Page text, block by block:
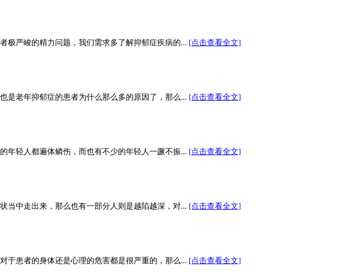
极严峻的精力问题，我们需求多了解抑郁症疾病的... [点击查看全文]
是老年抑郁症的患者为什么那么多的原因了，那么... [点击查看全文]
年轻人都遍体鳞伤，而也有不少的年轻人一蹶不振... [点击查看全文]
当中走出来，那么也有一部分人则是越陷越深，对... [点击查看全文]
于患者的身体还是心理的危害都是很严重的，那么... [点击查看全文]